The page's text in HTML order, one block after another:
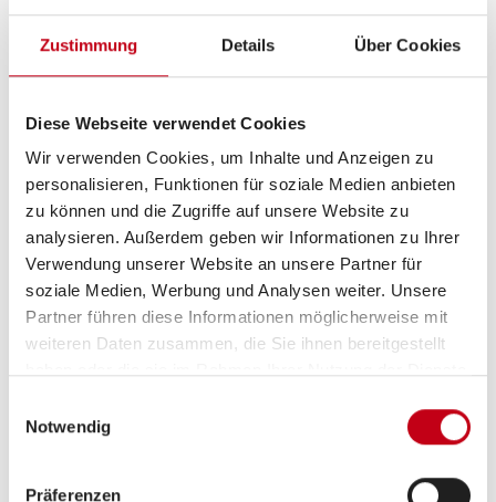
Zustimmung Details Über Cookies
Diese Webseite verwendet Cookies
Wir verwenden Cookies, um Inhalte und Anzeigen zu
personalisieren, Funktionen für soziale Medien anbieten
zu können und die Zugriffe auf unsere Website zu
analysieren. Außerdem geben wir Informationen zu Ihrer
Verwendung unserer Website an unsere Partner für
soziale Medien, Werbung und Analysen weiter. Unsere
Partner führen diese Informationen möglicherweise mit
weiteren Daten zusammen, die Sie ihnen bereitgestellt
Notwendig
Präferenzen
Inneneinrichtung
Ambiente-Beleuchtung
Dimmbare Beleuchtung
LED-Beleuchtung
Heizung / Klima